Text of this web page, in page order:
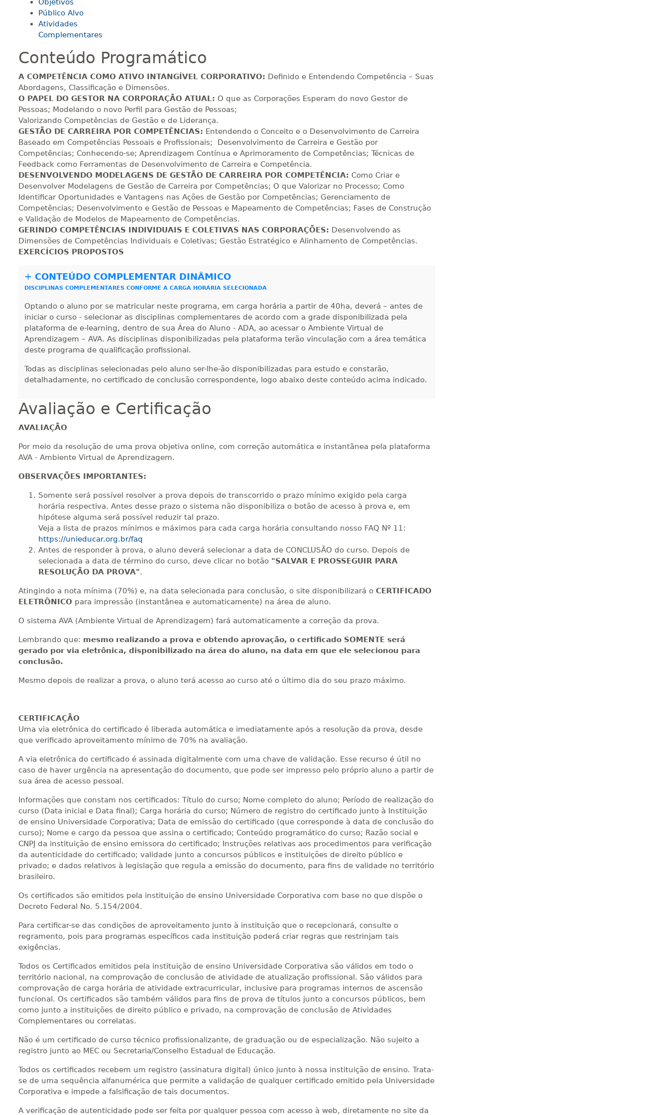
180 H 23dias
dias
Matricular
220 H 28dias 90 dias Visualizar
R$ 1.090,51
240 H 30dias 90dias Visualizar Visualizar
ELETRÔNICO
Matricular
260 H 33dias 90 dias Visualizar Visualizar
ELETRÔNICO
R$ 1.288,78
Matricular
280 H 35 dias 120dias Visualizar Visualizar
Matricular
Matricular
340 H 43dias 120dias Visualizar Visualizar
ELETRÔNICO
R$ 1.685,33
360 H 45dias 120dias Visualizar Visualizar
ELETRÔNICO
R$ 1.784,48
Matricular
380 H 48 dias 150dias
400 H 50dias 150dias
R$ 1.982,74
420 H 53 dias 150dias Visualizar Visualizar
ELETRÔNICO
Matricular
440 H 55dias 150dias Visualizar Visualizar
R$ 2.240,16
Objetivos
Público Alvo
Atividades
Complementares
Conteúdo Programático
A COMPETÊNCIA COMO ATIVO INTANGÍVEL CORPORATIVO: Definido e Entendendo Competência – Suas
Abordagens, Classificação e Dimensões.
O PAPEL DO GESTOR NA CORPORAÇÃO ATUAL: O que as Corporações Esperam do novo Gestor de
Pessoas; Modelando o novo Perfil para Gestão de Pessoas;
Valorizando Competências de Gestão e de Liderança.
GESTÃO DE CARREIRA POR COMPETÊNCIAS: Entendendo o Conceito e o Desenvolvimento de Carreira
Baseado em Competências Pessoais e Profissionais; Desenvolvimento de Carreira e Gestão por
Competências; Conhecendo-se; Aprendizagem Contínua e Aprimoramento de Competências; Técnicas de
Feedback como Ferramentas de Desenvolvimento de Carreira e Competência.
DESENVOLVENDO MODELAGENS DE GESTÃO DE CARREIRA POR COMPETÊNCIA: Como Criar e
Desenvolver Modelagens de Gestão de Carreira por Competências; O que Valorizar no Processo; Como
Identificar Oportunidades e Vantagens nas Ações de Gestão por Competências; Gerenciamento de
Competências; Desenvolvimento e Gestão de Pessoas e Mapeamento de Competências; Fases de Construção
e Validação de Modelos de Mapeamento de Competências.
GERINDO COMPETÊNCIAS INDIVIDUAIS E COLETIVAS NAS CORPORAÇÕES: Desenvolvendo as
Dimensões de Competências Individuais e Coletivas; Gestão Estratégico e Alinhamento de Competências.
EXERCÍCIOS PROPOSTOS
+ CONTEÚDO COMPLEMENTAR DINÂMICO
DISCIPLINAS COMPLEMENTARES CONFORME A CARGA HORÁRIA SELECIONADA
Optando o aluno por se matricular neste programa, em carga horária a partir de 40ha, deverá – antes de
iniciar o curso - selecionar as disciplinas complementares de acordo com a grade disponibilizada pela
plataforma de e-learning, dentro de sua Área do Aluno - ADA, ao acessar o Ambiente Virtual de
Aprendizagem – AVA. As disciplinas disponibilizadas pela plataforma terão vinculação com a área temática
deste programa de qualificação profissional.
Todas as disciplinas selecionadas pelo aluno ser-lhe-ão disponibilizadas para estudo e constarão,
detalhadamente, no certificado de conclusão correspondente, logo abaixo deste conteúdo acima indicado.
Avaliação e Certificação
AVALIAÇÃO
Por meio da resolução de uma prova objetiva online, com correção automática e instantânea pela plataforma
AVA - Ambiente Virtual de Aprendizagem.
OBSERVAÇÕES IMPORTANTES:
Somente será possível resolver a prova depois de transcorrido o prazo mínimo exigido pela carga
horária respectiva. Antes desse prazo o sistema não disponibiliza o botão de acesso à prova e, em
hipótese alguma será possível reduzir tal prazo.
Veja a lista de prazos mínimos e máximos para cada carga horária consultando nosso FAQ Nº 11:
https://unieducar.org.br/faq
Antes de responder à prova, o aluno deverá selecionar a data de CONCLUSÃO do curso. Depois de
selecionada a data de término do curso, deve clicar no botão "SALVAR E PROSSEGUIR PARA
RESOLUÇÃO DA PROVA".
Atingindo a nota mínima (70%) e, na data selecionada para conclusão, o site disponibilizará o CERTIFICADO
ELETRÔNICO para impressão (instantânea e automaticamente) na área de aluno.
O sistema AVA (Ambiente Virtual de Aprendizagem) fará automaticamente a correção da prova.
Lembrando que: mesmo realizando a prova e obtendo aprovação, o certificado SOMENTE será
gerado por via eletrônica, disponibilizado na área do aluno, na data em que ele selecionou para
conclusão.
Mesmo depois de realizar a prova, o aluno terá acesso ao curso até o último dia do seu prazo máximo.
CERTIFICAÇÃO
Uma via eletrônica do certificado é liberada automática e imediatamente após a resolução da prova, desde
que verificado aproveitamento mínimo de 70% na avaliação.
A via eletrônica do certificado é assinada digitalmente com uma chave de validação. Esse recurso é útil no
caso de haver urgência na apresentação do documento, que pode ser impresso pelo próprio aluno a partir de
sua área de acesso pessoal.
Informações que constam nos certificados: Título do curso; Nome completo do aluno; Período de realização do
curso (Data inicial e Data final); Carga horária do curso; Número de registro do certificado junto à Instituição
de ensino Universidade Corporativa; Data de emissão do certificado (que corresponde à data de conclusão do
curso); Nome e cargo da pessoa que assina o certificado; Conteúdo programático do curso; Razão social e
CNPJ da instituição de ensino emissora do certificado; Instruções relativas aos procedimentos para verificação
da autenticidade do certificado; validade junto a concursos públicos e instituições de direito público e
privado; e dados relativos à legislação que regula a emissão do documento, para fins de validade no território
brasileiro.
Os certificados são emitidos pela instituição de ensino Universidade Corporativa com base no que dispõe o
Decreto Federal No. 5.154/2004.
Para certificar-se das condições de aproveitamento junto à instituição que o recepcionará, consulte o
regramento, pois para programas específicos cada instituição poderá criar regras que restrinjam tais
exigências.
Todos os Certificados emitidos pela instituição de ensino Universidade Corporativa são válidos em todo o
território nacional, na comprovação de conclusão de atividade de atualização profissional. São válidos para
comprovação de carga horária de atividade extracurricular, inclusive para programas internos de ascensão
funcional. Os certificados são também válidos para fins de prova de títulos junto a concursos públicos, bem
como junto a instituições de direito público e privado, na comprovação de conclusão de Atividades
Complementares ou correlatas.
Não é um certificado de curso técnico profissionalizante, de graduação ou de especialização. Não sujeito a
registro junto ao MEC ou Secretaria/Conselho Estadual de Educação.
Todos os certificados recebem um registro (assinatura digital) único junto à nossa instituição de ensino. Trata-
se de uma sequência alfanumérica que permite a validação de qualquer certificado emitido pela Universidade
Corporativa e impede a falsificação de tais documentos.
A verificação de autenticidade pode ser feita por qualquer pessoa com acesso à web, diretamente no site da